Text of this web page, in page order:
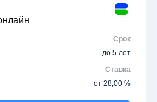
Срок
до 5 лет
Ставка
от 28,00 %